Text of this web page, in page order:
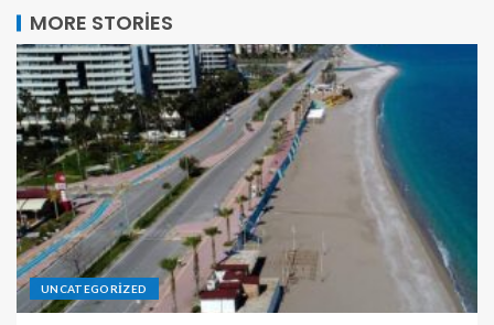
MORE STORIES
UNCATEGORIZED